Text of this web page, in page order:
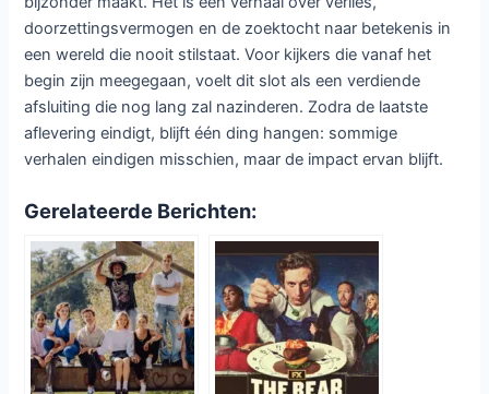
zijn personage afwezig is in de keuken. Ayo Edebiri geeft
Sydney een indrukwekkende ontwikkeling waarin ambitie
en twijfel hand in hand gaan, terwijl Ebon Moss-Bachrach
als Richie opnieuw laat zien hoe complex en menselijk zijn
personage is. Samen met de rest van het ensemble zorgen
zij voor een dynamiek die zowel rauw als authentiek
aanvoelt.
Wat The Bear altijd heeft onderscheiden, is de realistische
weergave van het leven in de horeca. Die authenticiteit blijft
ook in dit slotseizoen voelbaar aanwezig. De hectiek, de
druk en de kleine overwinningen worden op een manier in
beeld gebracht die zowel herkenbaar als meeslepend is.
Het verhaal voelt daardoor niet alleen als fictie, maar ook
als een eerbetoon aan de mensen die dagelijks in deze